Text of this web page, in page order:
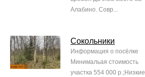
Алабино. Совр...
Сокольники
Информация о посёлке
Минимальая стоимость
участка 554 000 р.;Низкие